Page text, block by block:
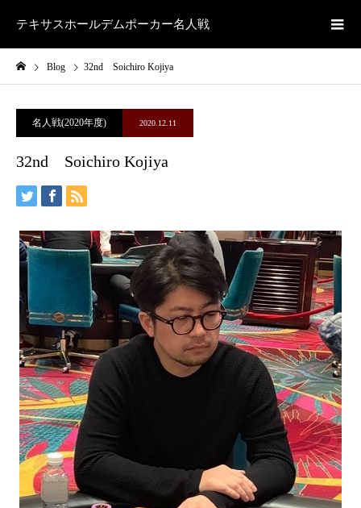
テキサスホールデムポーカー名人戦
Blog 32nd Soichiro Kojiya
名人戦(2020年度) 2020.12.11
32nd Soichiro Kojiya